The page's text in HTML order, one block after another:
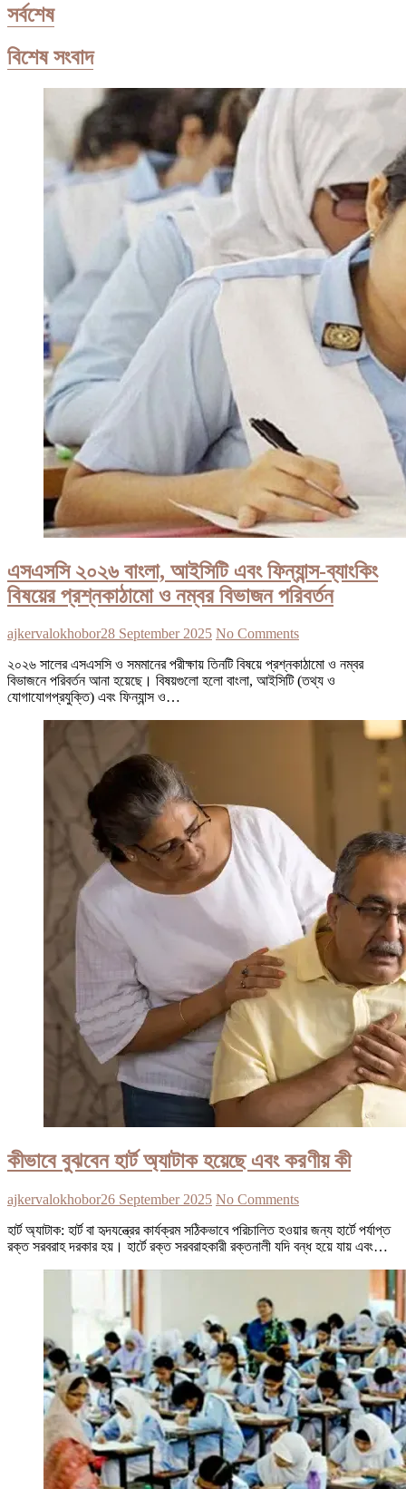
সর্বশেষ
বিশেষ সংবাদ
এসএসসি ২০২৬ বাংলা, আইসিটি এবং ফিন্যান্স-ব্যাংকিং
বিষয়ের প্রশ্নকাঠামো ও নম্বর বিভাজন পরিবর্তন
ajkervalokhobor28 September 2025 No Comments
২০২৬ সালের এসএসসি ও সমমানের পরীক্ষায় তিনটি বিষয়ে প্রশ্নকাঠামো ও নম্বর
বিভাজনে পরিবর্তন আনা হয়েছে। বিষয়গুলো হলো বাংলা, আইসিটি (তথ্য ও
যোগাযোগপ্রযুক্তি) এবং ফিন্যান্স ও…
কীভাবে বুঝবেন হার্ট অ্যাটাক হয়েছে এবং করণীয় কী
ajkervalokhobor26 September 2025 No Comments
হার্ট অ্যাটাক: হার্ট বা হৃদযন্ত্রের কার্যক্রম সঠিকভাবে পরিচালিত হওয়ার জন্য হার্টে পর্যাপ্ত
রক্ত সরবরাহ দরকার হয়। হার্টে রক্ত সরবরাহকারী রক্তনালী যদি বন্ধ হয়ে যায় এবং…